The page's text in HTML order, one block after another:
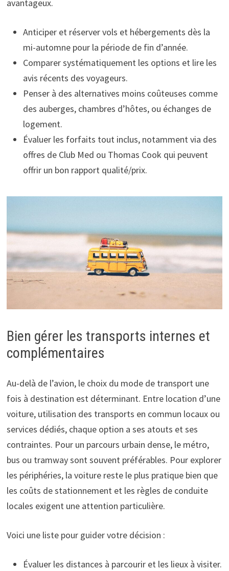
avantageux.
Anticiper et réserver vols et hébergements dès la
mi-automne pour la période de fin d’année.
Comparer systématiquement les options et lire les
avis récents des voyageurs.
Penser à des alternatives moins coûteuses comme
des auberges, chambres d’hôtes, ou échanges de
logement.
Évaluer les forfaits tout inclus, notamment via des
offres de Club Med ou Thomas Cook qui peuvent
offrir un bon rapport qualité/prix.
Bien gérer les transports internes et
complémentaires
Au-delà de l’avion, le choix du mode de transport une
fois à destination est déterminant. Entre location d’une
voiture, utilisation des transports en commun locaux ou
services dédiés, chaque option a ses atouts et ses
contraintes. Pour un parcours urbain dense, le métro,
bus ou tramway sont souvent préférables. Pour explorer
les périphéries, la voiture reste le plus pratique bien que
les coûts de stationnement et les règles de conduite
locales exigent une attention particulière.
Voici une liste pour guider votre décision :
Évaluer les distances à parcourir et les lieux à visiter.